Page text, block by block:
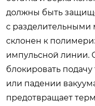
должны быть
с разделительными
склонен к
импульсной линии.
блокировать
или падении
предотвращает